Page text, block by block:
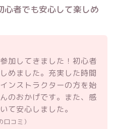
心者でも安心して楽しめ
加してきました！初心者
めました。充実した時間
ンストラクターの方を始
のおかげです。また、感
て安心しました。
口コミ）